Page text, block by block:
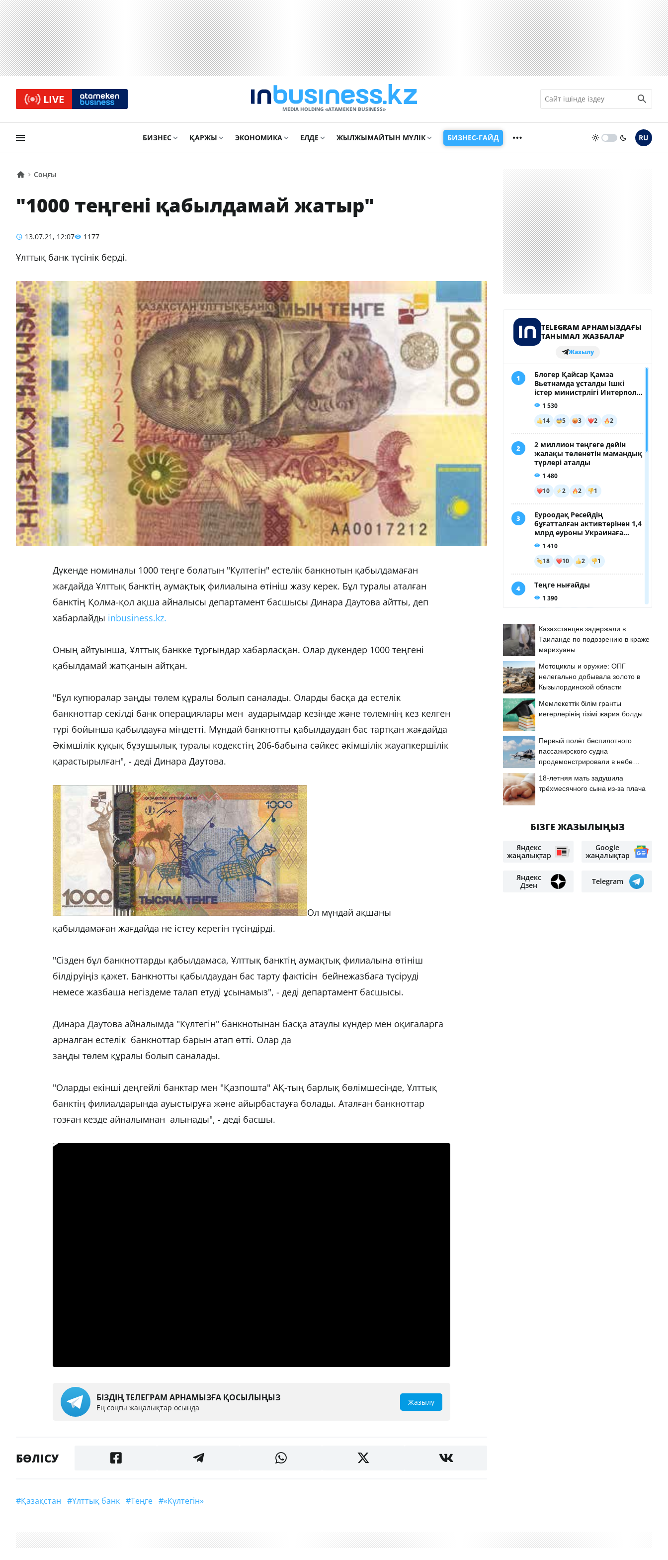
LIVE
MEDIA HOLDING «ATAMEKЕN BUSINESS»
БИЗНЕС ҚАРЖЫ ЭКОНОМИКА ЕЛДЕ ЖЫЛЖЫМАЙТЫН МҮЛІК БИЗНЕС-ГАЙД RU
Соңғы
"1000 теңгені қабылдамай жатыр"
13.07.21, 12:07 1177
Ұлттық банк түсінік берді.
Дүкенде номиналы 1000 теңге болатын "Күлтегін" естелік банкнотын қабылдамаған
жағдайда Ұлттық банктің аумақтық филиалына өтініш жазу керек. Бұл туралы аталған
банктің Қолма-қол ақша айналысы департамент басшысы Динара Даутова айтты, деп
хабарлайды inbusiness.kz.
Оның айтуынша, Ұлттық банкке тұрғындар хабарласқан. Олар дүкендер 1000 теңгені
қабылдамай жатқанын айтқан.
"Бұл купюралар заңды төлем құралы болып саналады. Оларды басқа да естелік
банкноттар секілді банк операциялары мен аударымдар кезінде және төлемнің кез келген
түрі бойынша қабылдауға міндетті. Мұндай банкнотты қабылдаудан бас тартқан жағдайда
Әкімшілік құқық бұзушылық туралы кодекстің 206-бабына сәйкес әкімшілік жауапкершілік
қарастырылған", - деді Динара Даутова.
Ол мұндай ақшаны
қабылдамаған жағдайда не істеу керегін түсіндірді.
"Сізден бұл банкноттарды қабылдамаса, Ұлттық банктің аумақтық филиалына өтініш
білдіруіңіз қажет. Банкнотты қабылдаудан бас тарту фактісін бейнежазбаға түсіруді
немесе жазбаша негіздеме талап етуді ұсынамыз", - деді департамент басшысы.
Динара Даутова айналымда "Күлтегін" банкнотынан басқа атаулы күндер мен оқиғаларға
арналған естелік банкноттар барын атап өтті. Олар да
заңды төлем құралы болып саналады.
"Оларды екінші деңгейлі банктар мен "Қазпошта" АҚ-тың барлық бөлімшесінде, Ұлттық
банктің филиалдарында ауыстыруға және айырбастауға болады. Аталған банкноттар
тозған кезде айналымнан алынады", - деді басшы.
БІЗДІҢ ТЕЛЕГРАМ АРНАМЫЗҒА ҚОСЫЛЫҢЫЗ
Ең соңғы жаңалықтар осында
Жазылу
БӨЛІСУ
#Қазақстан #Ұлттық банк #Теңге #«Күлтегін»
Казахстанцев задержали в
Таиланде по подозрению в краже
марихуаны
Мотоциклы и оружие: ОПГ
нелегально добывала золото в
Кызылординской области
Мемлекеттік білім гранты
иегерлерінің тізімі жария болды
Первый полёт беспилотного
пассажирского судна
продемонстрировали в небе
18-летняя мать задушила
трёхмесячного сына из-за плача
БІЗГЕ ЖАЗЫЛЫҢЫЗ
Яндекс
жаңалықтар
Google
жаңалықтар
Яндекс
Дзен
Telegram